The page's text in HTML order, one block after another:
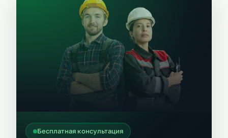
Бесплатная консультация